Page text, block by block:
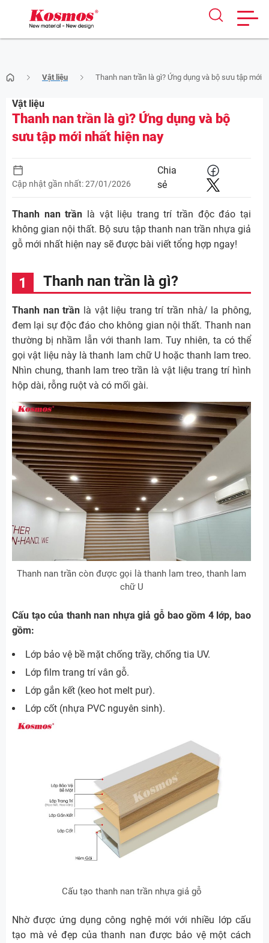
to
content
Vật liệu Thanh nan trần là gì? Ứng dụng và bộ sưu tập mới
Vật liệu
Thanh nan trần là gì? Ứng dụng và bộ
sưu tập mới nhất hiện nay
Cập nhật gần nhất: 27/01/2026
Chia
sẻ
Thanh nan trần là vật liệu trang trí trần độc đáo tại
không gian nội thất. Bộ sưu tập thanh nan trần nhựa giả
gỗ mới nhất hiện nay sẽ được bài viết tổng hợp ngay!
Thanh nan trần là gì?
Thanh nan trần là vật liệu trang trí trần nhà/ la phông,
đem lại sự độc đáo cho không gian nội thất. Thanh nan
thường bị nhầm lẫn với thanh lam. Tuy nhiên, ta có thể
gọi vật liệu này là thanh lam chữ U hoặc thanh lam treo.
Nhìn chung, thanh lam treo trần là vật liệu trang trí hình
hộp dài, rỗng ruột và có mối gài.
Thanh nan trần còn được gọi là thanh lam treo, thanh lam
chữ U
Cấu tạo của thanh nan nhựa giả gỗ bao gồm 4 lớp, bao
gồm:
Lớp bảo vệ bề mặt chống trầy, chống tia UV.
Lớp film trang trí vân gỗ.
Lớp gắn kết (keo hot melt pur).
Lớp cốt (nhựa PVC nguyên sinh).
Cấu tạo thanh nan trần nhựa giả gỗ
Nhờ được ứng dụng công nghệ mới với nhiều lớp cấu
tạo mà vẻ đẹp của thanh nan được bảo vệ một cách